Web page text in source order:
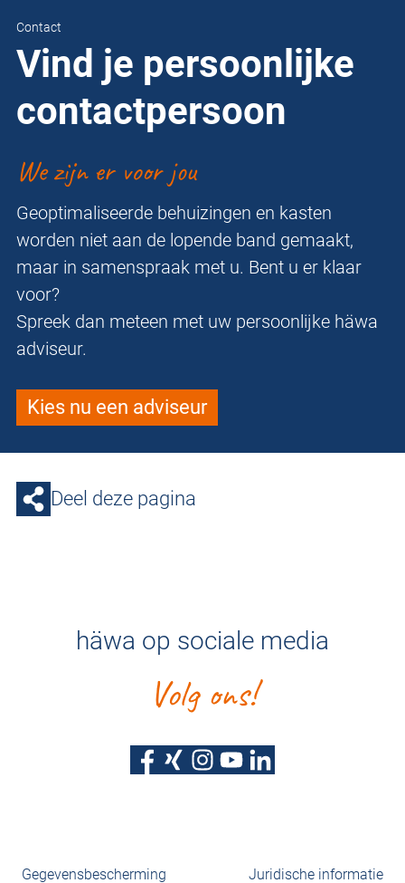
Contact
Vind je persoonlijke
contactpersoon
We zijn er voor jou
Geoptimaliseerde behuizingen en kasten
worden niet aan de lopende band gemaakt,
maar in samenspraak met u. Bent u er klaar
voor?
Spreek dan meteen met uw persoonlijke häwa
adviseur.
Kies nu een adviseur
Deel deze pagina
häwa op sociale media
Volg ons!
Gegevensbescherming Juridische informatie